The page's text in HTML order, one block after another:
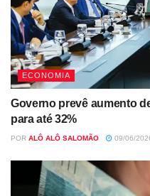
ECONOMIA
Governo prevê aumento
para até 32%
POR ALÔ ALÔ SALOMÃO 09/06/